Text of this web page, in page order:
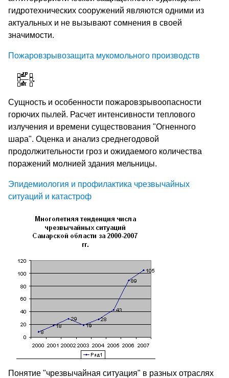
гидротехнических сооружений являются одними из
актуальных и не вызывают сомнения в своей
значимости.
Пожаровзрывозащита мукомольного производств
Сущность и особенности пожаровзрывоопасности
горючих пылей. Расчет интенсивности теплового
излучения и времени существования "Огненного
шара". Оценка и анализ среднегодовой
продолжительности гроз и ожидаемого количества
поражений молнией здания мельницы.
Эпидемиология и профилактика чрезвычайных
ситуаций и катастроф
Понятие "чрезвычайная ситуация" в разных отраслях